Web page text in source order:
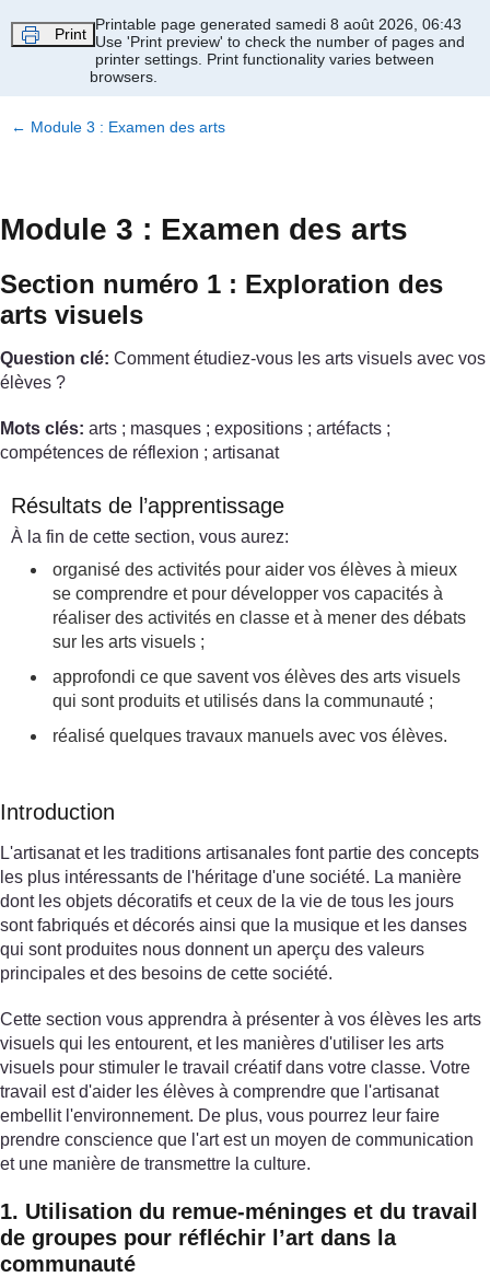
Print
Printable page generated samedi 8 août 2026, 06:43
Use 'Print preview' to check the number of pages and
printer settings. Print functionality varies between
browsers.
← Module 3 : Examen des arts
Module 3 : Examen des arts
Section numéro 1 : Exploration des
arts visuels
Question clé: Comment étudiez-vous les arts visuels avec vos
élèves ?
Mots clés: arts ; masques ; expositions ; artéfacts ;
compétences de réflexion ; artisanat
Résultats de l’apprentissage
À la fin de cette section, vous aurez:
organisé des activités pour aider vos élèves à mieux
se comprendre et pour développer vos capacités à
réaliser des activités en classe et à mener des débats
sur les arts visuels ;
approfondi ce que savent vos élèves des arts visuels
qui sont produits et utilisés dans la communauté ;
réalisé quelques travaux manuels avec vos élèves.
Introduction
L'artisanat et les traditions artisanales font partie des concepts
les plus intéressants de l'héritage d'une société. La manière
dont les objets décoratifs et ceux de la vie de tous les jours
sont fabriqués et décorés ainsi que la musique et les danses
qui sont produites nous donnent un aperçu des valeurs
principales et des besoins de cette société.
Cette section vous apprendra à présenter à vos élèves les arts
visuels qui les entourent, et les manières d'utiliser les arts
visuels pour stimuler le travail créatif dans votre classe. Votre
travail est d'aider les élèves à comprendre que l'artisanat
embellit l'environnement. De plus, vous pourrez leur faire
prendre conscience que l'art est un moyen de communication
et une manière de transmettre la culture.
1. Utilisation du remue-méninges et du travail
de groupes pour réfléchir l’art dans la
communauté